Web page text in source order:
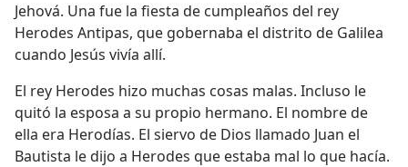
Jehová. Una fue la fiesta de cumpleaños del rey
Herodes Antipas, que gobernaba el distrito de Galilea
cuando Jesús vivía allí.
El rey Herodes hizo muchas cosas malas. Incluso le
quitó la esposa a su propio hermano. El nombre de
ella era Herodías. El siervo de Dios llamado Juan el
Bautista le dijo a Herodes que estaba mal lo que hacía.